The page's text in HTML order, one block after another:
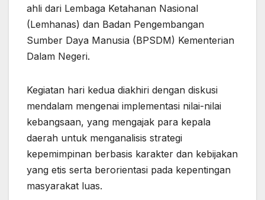
ahli dari Lembaga Ketahanan Nasional
(Lemhanas) dan Badan Pengembangan
Sumber Daya Manusia (BPSDM) Kementerian
Dalam Negeri.
Kegiatan hari kedua diakhiri dengan diskusi
mendalam mengenai implementasi nilai-nilai
kebangsaan, yang mengajak para kepala
daerah untuk menganalisis strategi
kepemimpinan berbasis karakter dan kebijakan
yang etis serta berorientasi pada kepentingan
masyarakat luas.